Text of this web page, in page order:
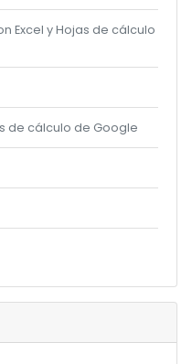
Excel y Hojas de cálculo
de cálculo de Google